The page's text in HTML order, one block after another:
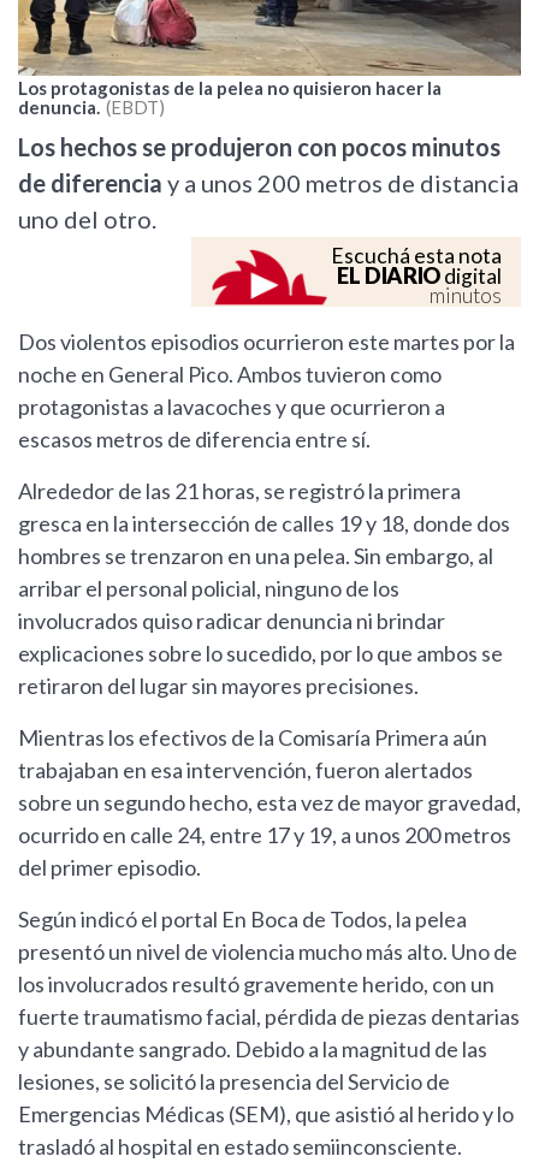
Los protagonistas de la pelea no quisieron hacer la
denuncia. EBDT
Los hechos se produjeron con pocos minutos
de diferencia y a unos 200 metros de distancia
uno del otro.
Escuchá esta nota
EL DIARIOdigital
minutos
Dos violentos episodios ocurrieron este martes por la
noche en General Pico. Ambos tuvieron como
protagonistas a lavacoches y que ocurrieron a
escasos metros de diferencia entre sí.
Alrededor de las 21 horas, se registró la primera
gresca en la intersección de calles 19 y 18, donde dos
hombres se trenzaron en una pelea. Sin embargo, al
arribar el personal policial, ninguno de los
involucrados quiso radicar denuncia ni brindar
explicaciones sobre lo sucedido, por lo que ambos se
retiraron del lugar sin mayores precisiones.
Mientras los efectivos de la Comisaría Primera aún
trabajaban en esa intervención, fueron alertados
sobre un segundo hecho, esta vez de mayor gravedad,
ocurrido en calle 24, entre 17 y 19, a unos 200 metros
del primer episodio.
Según indicó el portal En Boca de Todos, la pelea
presentó un nivel de violencia mucho más alto. Uno de
los involucrados resultó gravemente herido, con un
fuerte traumatismo facial, pérdida de piezas dentarias
y abundante sangrado. Debido a la magnitud de las
lesiones, se solicitó la presencia del Servicio de
Emergencias Médicas (SEM), que asistió al herido y lo
trasladó al hospital en estado semiinconsciente.